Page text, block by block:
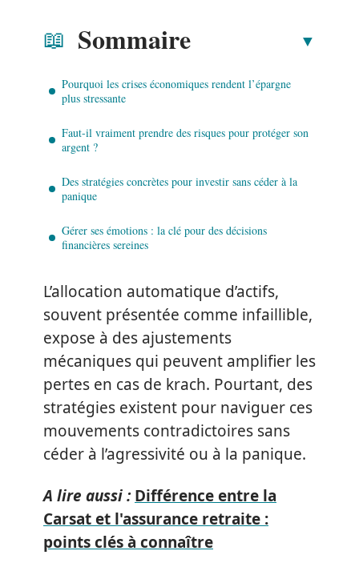
Sommaire
Pourquoi les crises économiques rendent l’épargne
plus stressante
Faut-il vraiment prendre des risques pour protéger son
argent ?
Des stratégies concrètes pour investir sans céder à la
panique
Gérer ses émotions : la clé pour des décisions
financières sereines
L’allocation automatique d’actifs,
souvent présentée comme infaillible,
expose à des ajustements
mécaniques qui peuvent amplifier les
pertes en cas de krach. Pourtant, des
stratégies existent pour naviguer ces
mouvements contradictoires sans
céder à l’agressivité ou à la panique.
A lire aussi : Différence entre la
Carsat et l'assurance retraite :
points clés à connaître